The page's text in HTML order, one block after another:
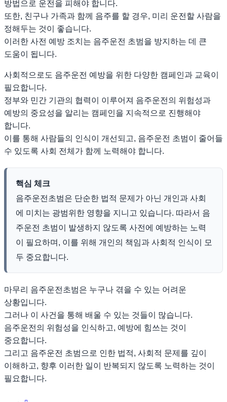
방법으로 운전을 피해야 합니다.
또한, 친구나 가족과 함께 음주를 할 경우, 미리 운전할 사람을
정해두는 것이 좋습니다.
이러한 사전 예방 조치는 음주운전 초범을 방지하는 데 큰
도움이 됩니다.
사회적으로도 음주운전 예방을 위한 다양한 캠페인과 교육이
필요합니다.
정부와 민간 기관의 협력이 이루어져 음주운전의 위험성과
예방의 중요성을 알리는 캠페인을 지속적으로 진행해야
합니다.
이를 통해 사람들의 인식이 개선되고, 음주운전 초범이 줄어들
수 있도록 사회 전체가 함께 노력해야 합니다.
핵심 체크
음주운전초범은 단순한 법적 문제가 아닌 개인과 사회
에 미치는 광범위한 영향을 지니고 있습니다. 따라서 음
주운전 초범이 발생하지 않도록 사전에 예방하는 노력
이 필요하며, 이를 위해 개인의 책임과 사회적 인식이 모
두 중요합니다.
마무리 음주운전초범은 누구나 겪을 수 있는 어려운
상황입니다.
그러나 이 사건을 통해 배울 수 있는 것들이 많습니다.
음주운전의 위험성을 인식하고, 예방에 힘쓰는 것이
중요합니다.
그리고 음주운전 초범으로 인한 법적, 사회적 문제를 깊이
이해하고, 향후 이러한 일이 반복되지 않도록 노력하는 것이
필요합니다.